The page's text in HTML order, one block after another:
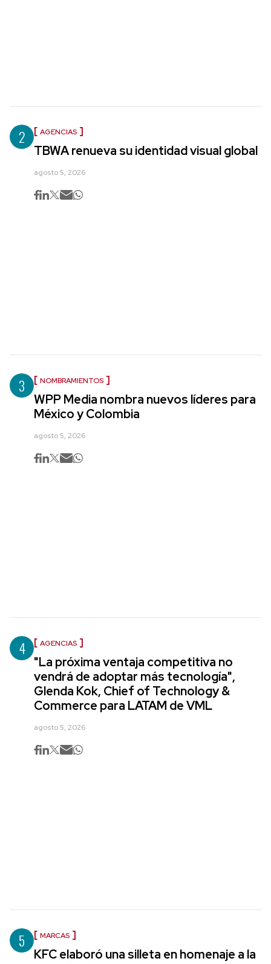
2 AGENCIAS
TBWA renueva su identidad visual global
agosto 5, 2026
3 NOMBRAMIENTOS
WPP Media nombra nuevos líderes para
México y Colombia
agosto 5, 2026
4 AGENCIAS
"La próxima ventaja competitiva no
vendrá de adoptar más tecnología",
Glenda Kok, Chief of Technology &
Commerce para LATAM de VML
agosto 5, 2026
5 MARCAS
KFC elaboró una silleta en homenaje a la